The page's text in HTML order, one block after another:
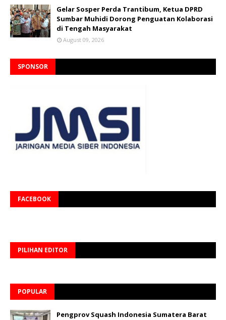
Gelar Sosper Perda Trantibum, Ketua DPRD
Sumbar Muhidi Dorong Penguatan Kolaborasi
di Tengah Masyarakat
August 09, 2026
SPONSOR
FACEBOOK
PILIHAN EDITOR
POPULAR
Pengprov Squash Indonesia Sumatera Barat